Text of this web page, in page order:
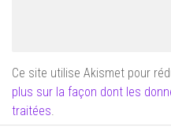
Ce site utilise Akismet pour
plus sur la façon dont les
traitées